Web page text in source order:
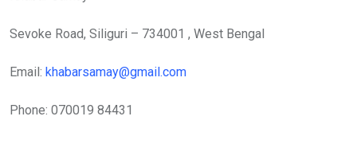
Sevoke Road, Siliguri – 734001 , West Bengal
Email: khabarsamay@gmail.com
Phone: 070019 84431